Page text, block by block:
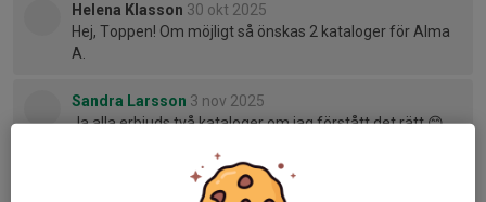
Helena Klasson 30 okt 2025
Hej, Toppen! Om möjligt så önskas 2 kataloger för Alma
A.
Sandra Larsson 3 nov 2025
Ja alla erbjuds två kataloger om jag förstått det rätt 😊
Helene Lingebrand 3 nov 2025
Ja alla har två kataloger var